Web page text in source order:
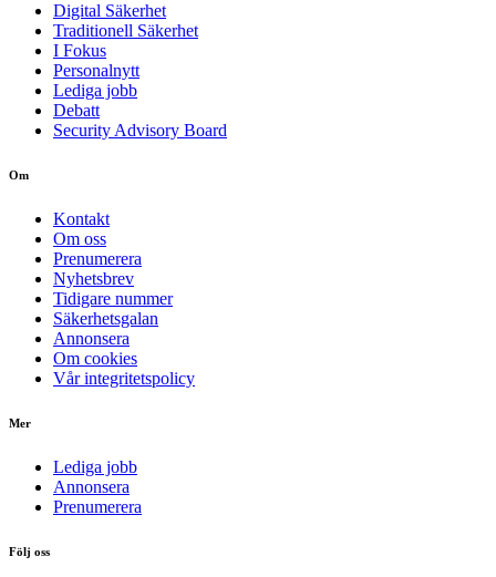
Digital Säkerhet
Traditionell Säkerhet
I Fokus
Personalnytt
Lediga jobb
Debatt
Security Advisory Board
Om
Kontakt
Om oss
Prenumerera
Nyhetsbrev
Tidigare nummer
Säkerhetsgalan
Annonsera
Om cookies
Vår integritetspolicy
Mer
Lediga jobb
Annonsera
Prenumerera
Följ oss